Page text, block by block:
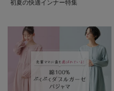
初夏の快適インナー特集